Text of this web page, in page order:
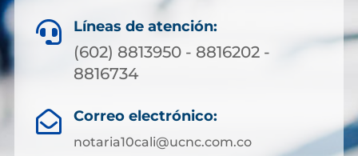
 Líneas de atención:
(602) 8813950 - 8816202 -
8816734
 Correo electrónico:
notaria10cali@ucnc.com.co